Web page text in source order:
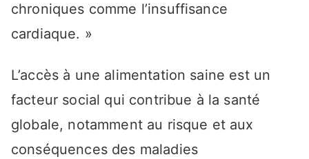
chroniques comme l’insuffisance
cardiaque. »
L’accès à une alimentation saine est un
facteur social qui contribue à la santé
globale, notamment au risque et aux
conséquences des maladies